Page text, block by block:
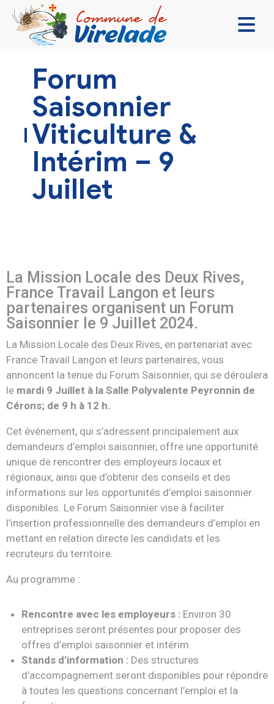
SE DIVERTIR
DÉCOUVRIR
CONTACT
Forum
Saisonnier
Viticulture &
Intérim – 9
Juillet
La Mission Locale des Deux Rives,
France Travail Langon et leurs
partenaires organisent un Forum
Saisonnier le 9 Juillet 2024.
La Mission Locale des Deux Rives, en partenariat avec
France Travail Langon et leurs partenaires, vous
annoncent la tenue du Forum Saisonnier, qui se déroulera
le mardi 9 Juillet à la Salle Polyvalente Peyronnin de
Cérons; de 9 h à 12 h.
Cet événement, qui s’adressent principalement aux
demandeurs d’emploi saisonnier, offre une opportunité
unique de rencontrer des employeurs locaux et
régionaux, ainsi que d’obtenir des conseils et des
informations sur les opportunités d’emploi saisonnier
disponibles. Le Forum Saisonnier vise à faciliter
l’insertion professionnelle des demandeurs d’emploi en
mettant en relation directe les candidats et les
recruteurs du territoire.
Au programme :
Rencontre avec les employeurs : Environ 30
entreprises seront présentes pour proposer des
offres d’emploi saisonnier et intérim
Stands d’information : Des structures
d’accompagnement seront disponibles pour répondre
à toutes les questions concernant l’emploi et la